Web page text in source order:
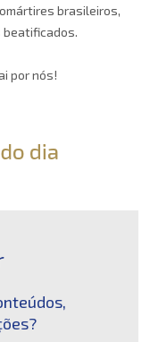
brasileiros,
beatificados.
por nós!